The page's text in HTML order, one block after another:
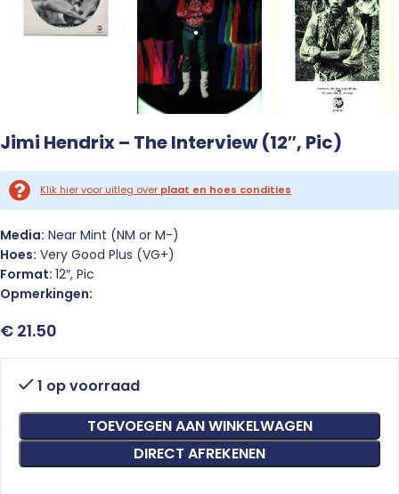
Jimi Hendrix – The Interview (12″, Pic)
Klik hier voor uitleg over plaat en hoes condities
Media: Near Mint (NM or M-)
Hoes: Very Good Plus (VG+)
Format: 12″, Pic
Opmerkingen:
€ 21.50
1 op voorraad
TOEVOEGEN AAN WINKELWAGEN
DIRECT AFREKENEN